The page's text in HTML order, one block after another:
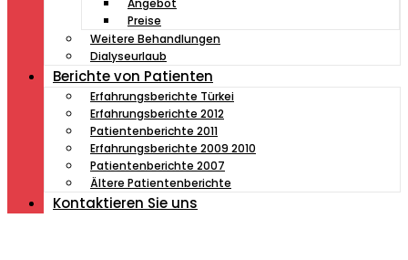
Preise
Weitere Behandlungen
Dialyseurlaub
Berichte von Patienten
Erfahrungsberichte Türkei
Erfahrungsberichte 2012
Patientenberichte 2011
Erfahrungsberichte 2009 2010
Patientenberichte 2007
Ältere Patientenberichte
Kontaktieren Sie uns